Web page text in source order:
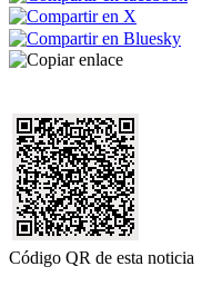
Código QR de esta noticia